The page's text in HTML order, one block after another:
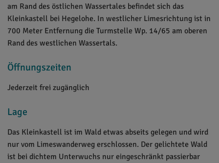
am Rand des östlichen Wassertales befindet sich das
Kleinkastell bei Hegelohe. In westlicher Limesrichtung ist in
700 Meter Entfernung die Turmstelle Wp. 14/65 am oberen
Rand des westlichen Wassertals.
Öffnungszeiten
Jederzeit frei zugänglich
Lage
Das Kleinkastell ist im Wald etwas abseits gelegen und wird
nur vom Limeswanderweg erschlossen. Der gelichtete Wald
ist bei dichtem Unterwuchs nur eingeschränkt passierbar